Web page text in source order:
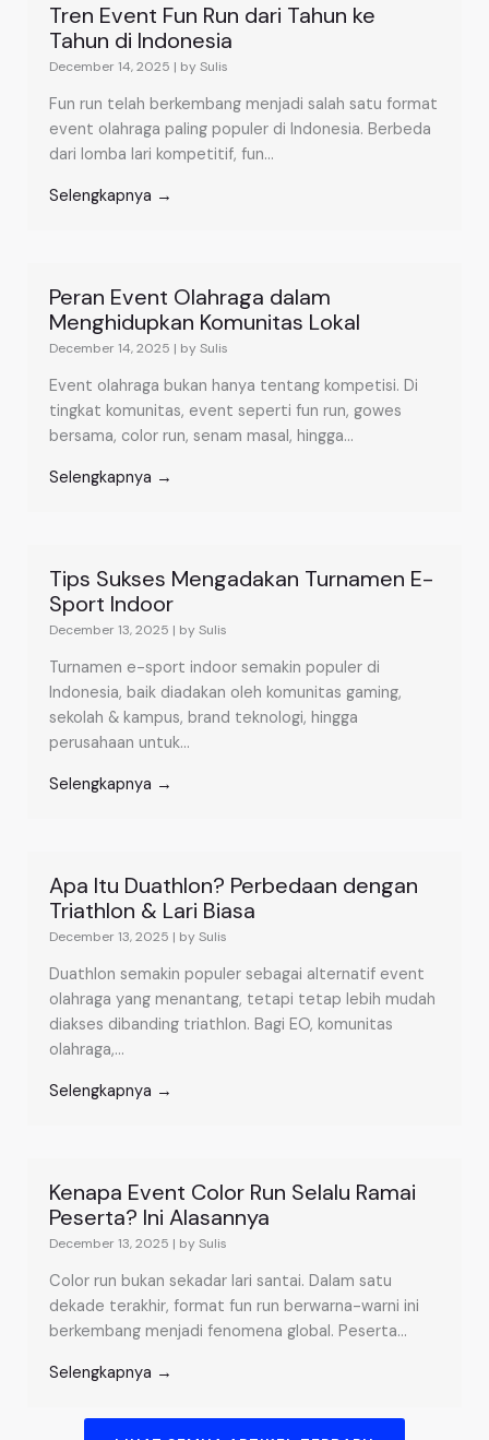
Tren Event Fun Run dari Tahun ke
Tahun di Indonesia
December 14, 2025 | by Sulis
Fun run telah berkembang menjadi salah satu format
event olahraga paling populer di Indonesia. Berbeda
dari lomba lari kompetitif, fun...
Selengkapnya →
Peran Event Olahraga dalam
Menghidupkan Komunitas Lokal
December 14, 2025 | by Sulis
Event olahraga bukan hanya tentang kompetisi. Di
tingkat komunitas, event seperti fun run, gowes
bersama, color run, senam masal, hingga...
Selengkapnya →
Tips Sukses Mengadakan Turnamen E-
Sport Indoor
December 13, 2025 | by Sulis
Turnamen e-sport indoor semakin populer di
Indonesia, baik diadakan oleh komunitas gaming,
sekolah & kampus, brand teknologi, hingga
perusahaan untuk...
Selengkapnya →
Apa Itu Duathlon? Perbedaan dengan
Triathlon & Lari Biasa
December 13, 2025 | by Sulis
Duathlon semakin populer sebagai alternatif event
olahraga yang menantang, tetapi tetap lebih mudah
diakses dibanding triathlon. Bagi EO, komunitas
olahraga,...
Selengkapnya →
Kenapa Event Color Run Selalu Ramai
Peserta? Ini Alasannya
December 13, 2025 | by Sulis
Color run bukan sekadar lari santai. Dalam satu
dekade terakhir, format fun run berwarna-warni ini
berkembang menjadi fenomena global. Peserta...
Selengkapnya →